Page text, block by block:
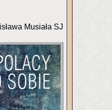
Musiała SJ